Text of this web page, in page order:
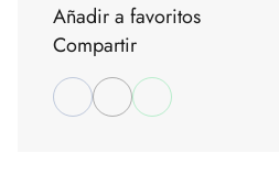
Añadir a favoritos
Compartir